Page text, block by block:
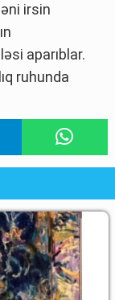
irsin
aparıblar.
ruhunda